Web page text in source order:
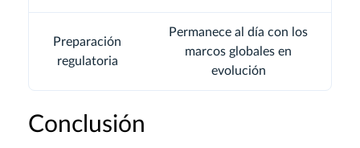
Preparación
regulatoria
Permanece al día con los
marcos globales en
evolución
Conclusión